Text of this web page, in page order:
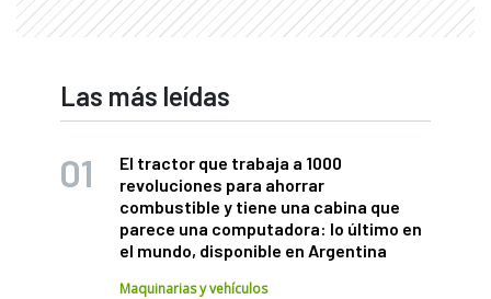
Las más leídas
El tractor que trabaja a 1000
revoluciones para ahorrar
combustible y tiene una cabina que
parece una computadora: lo último en
el mundo, disponible en Argentina
Maquinarias y vehículos